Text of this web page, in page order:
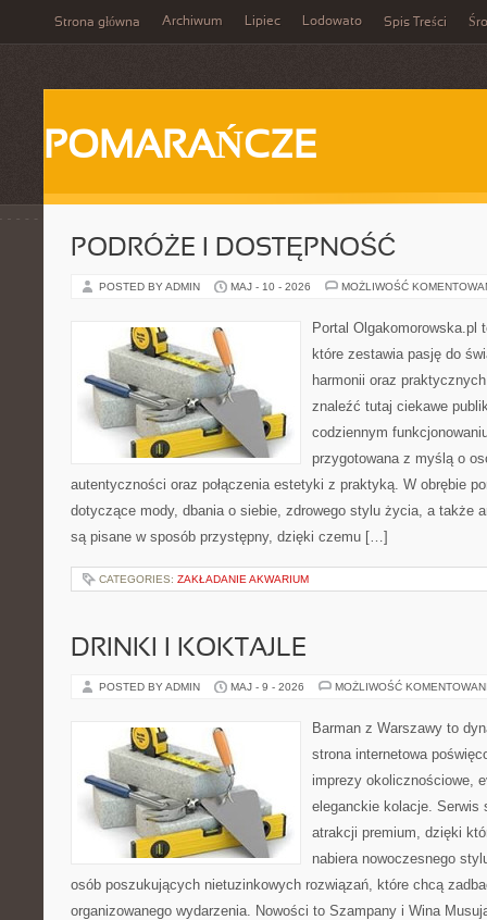
Strona główna Archiwum Lipiec Lodowato Spis Treści
POMARAŃCZE
PODRÓŻE I DOSTĘPNOŚĆ
POSTED BY ADMIN MAJ - 10 - 2026 MOŻLIWOŚĆ
Portal Olgakomorowska.pl
które zestawia pasję do
harmonii oraz
znaleźć tutaj ciekawe
codziennym
przygotowana z myślą o
autentyczności oraz połączenia estetyki z praktyką. W obrębie
dotyczące mody, dbania o siebie, zdrowego stylu życia, a także
są pisane w sposób przystępny, dzięki czemu […]
CATEGORIES: ZAKŁADANIE AKWARIUM
DRINKI I KOKTAJLE
POSTED BY ADMIN MAJ - 9 - 2026 MOŻLIWOŚĆ
Barman z Warszawy to
strona internetowa
imprezy okolicznościowe,
eleganckie kolacje. Serwis
atrakcji premium, dzięki
nabiera nowoczesnego
osób poszukujących nietuzinkowych rozwiązań, które chcą
organizowanego wydarzenia. Nowości to Szampany i Wina